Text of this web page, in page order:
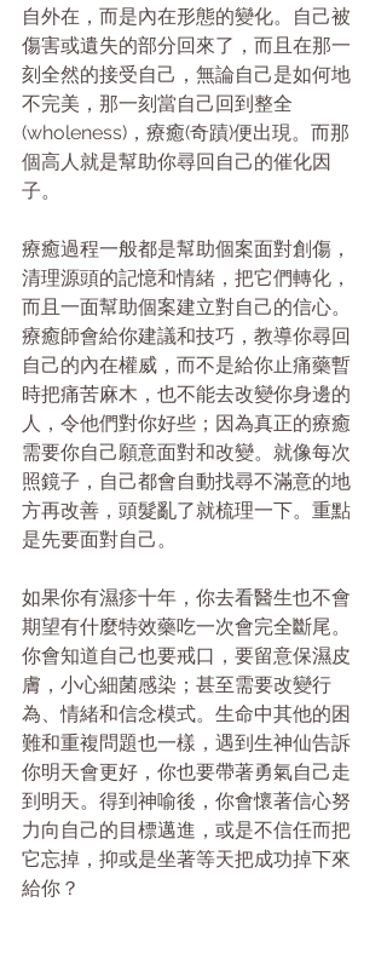
自外在，而是內在形態的變化。自己被
傷害或遺失的部分回來了，而且在那一
刻全然的接受自己，無論自己是如何地
不完美，那一刻當自己回到整全
(wholeness)，療癒(奇蹟)便出現。而那
個高人就是幫助你尋回自己的催化因
子。
療癒過程一般都是幫助個案面對創傷，
清理源頭的記憶和情緒，把它們轉化，
而且一面幫助個案建立對自己的信心。
療癒師會給你建議和技巧，教導你尋回
自己的內在權威，而不是給你止痛藥暫
時把痛苦麻木，也不能去改變你身邊的
人，令他們對你好些；因為真正的療癒
需要你自己願意面對和改變。就像每次
照鏡子，自己都會自動找尋不滿意的地
方再改善，頭髮亂了就梳理一下。重點
是先要面對自己。
如果你有濕疹十年，你去看醫生也不會
期望有什麼特效藥吃一次會完全斷尾。
你會知道自己也要戒口，要留意保濕皮
膚，小心細菌感染；甚至需要改變行
為、情緒和信念模式。生命中其他的困
難和重複問題也一樣，遇到生神仙告訴
你明天會更好，你也要帶著勇氣自己走
到明天。得到神喻後，你會懷著信心努
力向自己的目標邁進，或是不信任而把
它忘掉，抑或是坐著等天把成功掉下來
給你？